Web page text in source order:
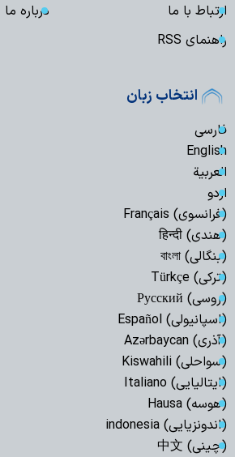
ارتباط با ما
درباره ما
راهنمای RSS
انتخاب زبان
فارسی
English
العربیة
اردو
(فرانسوی) Français
(هندی) हिन्दी
(بنگالی) বাংলা
(ترکی) Türkçe
(روسی) Русский
(اسپانیولی) Español
(آذری) Azərbaycan
(سواحلی) Kiswahili
(ایتالیایی) Italiano
(هوسه) Hausa
(اندونزیایی) indonesia
(چینی) 中文